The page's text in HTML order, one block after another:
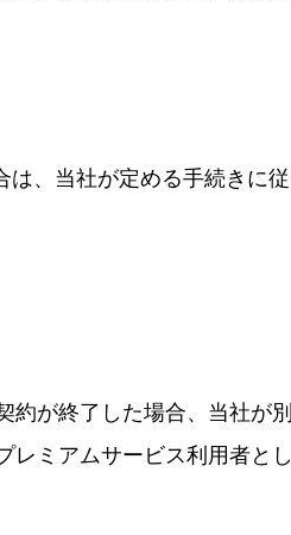
、当社が定める手続きに従
約が終了した場合、当社が別
レミアムサービス利用者とし